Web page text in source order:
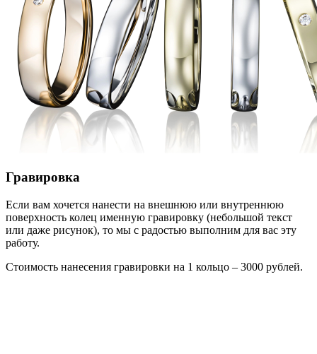
Гравировка
Если вам хочется нанести на внешнюю или внутреннюю
поверхность колец именную гравировку (небольшой текст
или даже рисунок), то мы с радостью выполним для вас эту
работу.
Стоимость нанесения гравировки на 1 кольцо – 3000 рублей.